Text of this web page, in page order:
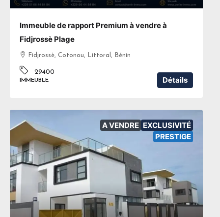
Immeuble de rapport Premium à vendre à
Fidjrossè Plage
Fidjrossè, Cotonou, Littoral, Bénin
29400
IMMEUBLE Détails
A VENDRE EXCLUSIVITÉ
PRESTIGE